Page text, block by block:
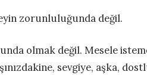
zorunluluğunda değil.
olmak değil. Mesele
sevgiye, aşka,